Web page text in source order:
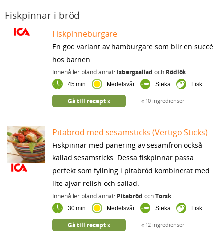
Fiskpinnar i bröd
Fiskpinneburgare
En god variant av hamburgare som blir en succé
hos barnen.
Innehåller bland annat: Isbergsallad och Rödlök
45 min Medelsvår Steka Fisk
10 ingredienser
Gå till recept
Pitabröd med sesamsticks (Vertigo Sticks)
Fiskpinnar med panering av sesamfrön också
kallad sesamsticks. Dessa fiskpinnar passa
perfekt som fyllning i pitabröd kombinerat med
lite ajvar relish och sallad.
Innehåller bland annat: Pitabröd ochTorsk
30 min Medelsvår Steka Fisk
12 ingredienser
Gå till recept